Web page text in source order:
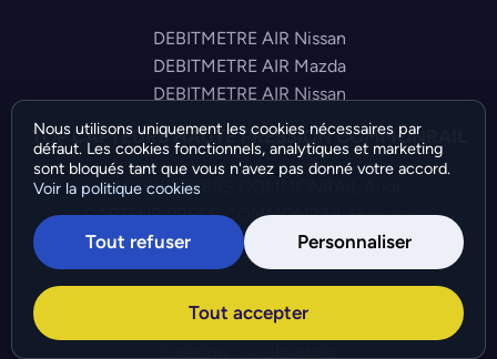
DEBITMETRE AIR Nissan
DEBITMETRE AIR Mazda
DEBITMETRE AIR Nissan
TOP CAPTEURS HAUTE PRESSION COMMONRAIL
CAPTEUR PRESS COMMONRAIL Audi
CAPTEUR PRESS COMMONRAIL Hyundai
CAPTEUR PRESS COMMONRAIL Volkswagen
©Bresch SAS - Copyright 2026 - Tous droits réservés -
Préférences de cookies-Gérer mes cookies
Nous utilisons uniquement les cookies nécessaires par
défaut. Les cookies fonctionnels, analytiques et marketing
sont bloqués tant que vous n'avez pas donné votre accord.
Voir la politique cookies
Tout refuser Personnaliser
Tout accepter